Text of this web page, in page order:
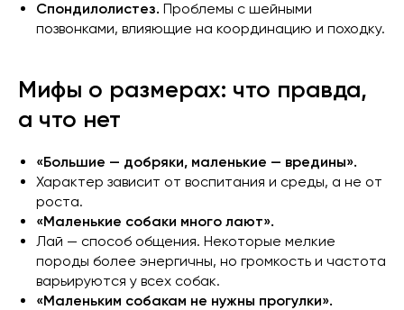
Спондилолистез. Проблемы с шейными
позвонками, влияющие на координацию и походку.
Мифы о размерах: что правда,
а что нет
«Большие — добряки, маленькие — вредины».
Характер зависит от воспитания и среды, а не от
роста.
«Маленькие собаки много лают».
Лай — способ общения. Некоторые мелкие
породы более энергичны, но громкость и частота
варьируются у всех собак.
«Маленьким собакам не нужны прогулки».